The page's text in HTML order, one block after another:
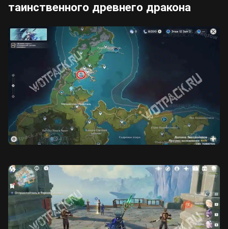
таинственного древнего дракона